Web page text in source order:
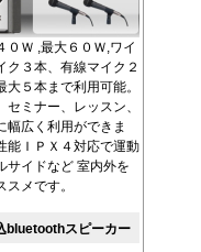
０Ｗ ,最大６０Ｗ,ワイ
ク３本、有線マイク２
大５本まで利用可能。
セミナー、レッスン、
幅広く利用ができま
能ＩＰＸ４対応で運動
サイドなど 室内外を
スメです。
bluetoothスピーカー